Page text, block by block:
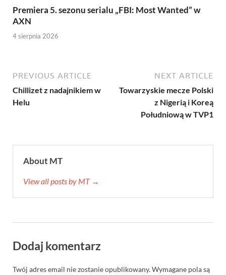
Premiera 5. sezonu serialu „FBI: Most Wanted” w
AXN
4 sierpnia 2026
PREVIOUS ARTICLE
Chillizet z nadajnikiem w
Helu
NEXT ARTICLE
Towarzyskie mecze Polski
z Nigerią i Koreą
Południową w TVP1
About MT
View all posts by MT →
Dodaj komentarz
Twój adres email nie zostanie opublikowany.Wymagane pola są